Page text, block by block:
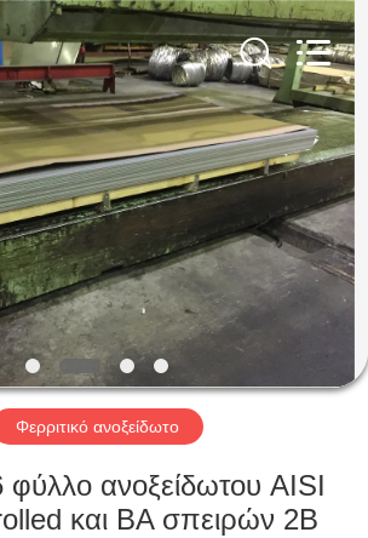
Φερριτικό ανοξείδωτο
φύλλο ανοξείδωτου AISI
και BA σπειρών 2B